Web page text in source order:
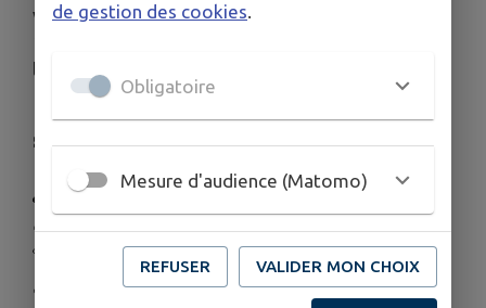
venez défendre les couleurs de Caussols à travers
lesquelles :
🎯 Fléchettes
🧩 Puzzle collectif
🥔Course en sac
🎳 Mölkky
🪵Tour géante
👀 Course à l’aveugle…et bien d’autres surprises !
🏆 Une équipe par commune – 6 participants
de gestion des cookies.
Obligatoire
Mesure d'audience (Matomo)
REFUSER VALIDER MON CHOIX